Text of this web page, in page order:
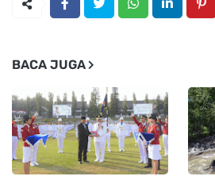
BACA JUGA